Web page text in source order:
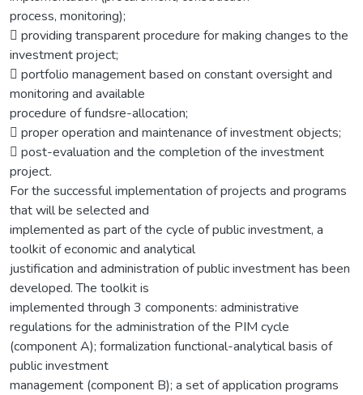
process, monitoring);
 providing transparent procedure for making changes to the
investment project;
 portfolio management based on constant oversight and
monitoring and available
procedure of fundsre-allocation;
 proper operation and maintenance of investment objects;
 post-evaluation and the completion of the investment
project.
For the successful implementation of projects and programs
that will be selected and
implemented as part of the cycle of public investment, a
toolkit of economic and analytical
justification and administration of public investment has been
developed. The toolkit is
implemented through 3 components: administrative
regulations for the administration of the PIM cycle
(component A); formalization functional-analytical basis of
public investment
management (component B); a set of application programs